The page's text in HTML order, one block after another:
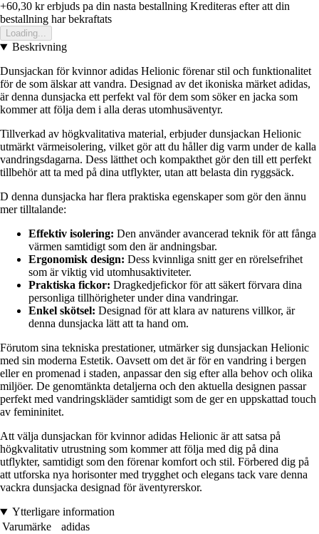
+60,30 krerbjuds pa din nasta bestallning Krediteras efter att din
bestallning har bekraftats
Loading...
Beskrivning
Dunsjackan för kvinnor adidas Helionic förenar stil och funktionalitet
för de som älskar att vandra. Designad av det ikoniska märket adidas,
är denna dunsjacka ett perfekt val för dem som söker en jacka som
kommer att följa dem i alla deras utomhusäventyr.
Tillverkad av högkvalitativa material, erbjuder dunsjackan Helionic
utmärkt värmeisolering, vilket gör att du håller dig varm under de kalla
vandringsdagarna. Dess lätthet och kompakthet gör den till ett perfekt
tillbehör att ta med på dina utflykter, utan att belasta din ryggsäck.
D denna dunsjacka har flera praktiska egenskaper som gör den ännu
mer tilltalande:
Effektiv isolering: Den använder avancerad teknik för att fånga
värmen samtidigt som den är andningsbar.
Ergonomisk design: Dess kvinnliga snitt ger en rörelsefrihet
som är viktig vid utomhusaktiviteter.
Praktiska fickor: Dragkedjefickor för att säkert förvara dina
personliga tillhörigheter under dina vandringar.
Enkel skötsel: Designad för att klara av naturens villkor, är
denna dunsjacka lätt att ta hand om.
Förutom sina tekniska prestationer, utmärker sig dunsjackan Helionic
med sin moderna Estetik. Oavsett om det är för en vandring i bergen
eller en promenad i staden, anpassar den sig efter alla behov och olika
miljöer. De genomtänkta detaljerna och den aktuella designen passar
perfekt med vandringskläder samtidigt som de ger en uppskattad touch
av femininitet.
Att välja dunsjackan för kvinnor adidas Helionic är att satsa på
högkvalitativ utrustning som kommer att följa med dig på dina
utflykter, samtidigt som den förenar komfort och stil. Förbered dig på
att utforska nya horisonter med trygghet och elegans tack vare denna
vackra dunsjacka designad för äventyrerskor.
Ytterligare information
Varumärke
adidas